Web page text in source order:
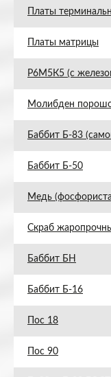
Платы
Платы матрицы
Р6М5К5 (с
Молибден
Баббит Б-83
Баббит Б-50
Медь
Скраб
Баббит БН
Баббит Б-16
Пос 18
Пос 90